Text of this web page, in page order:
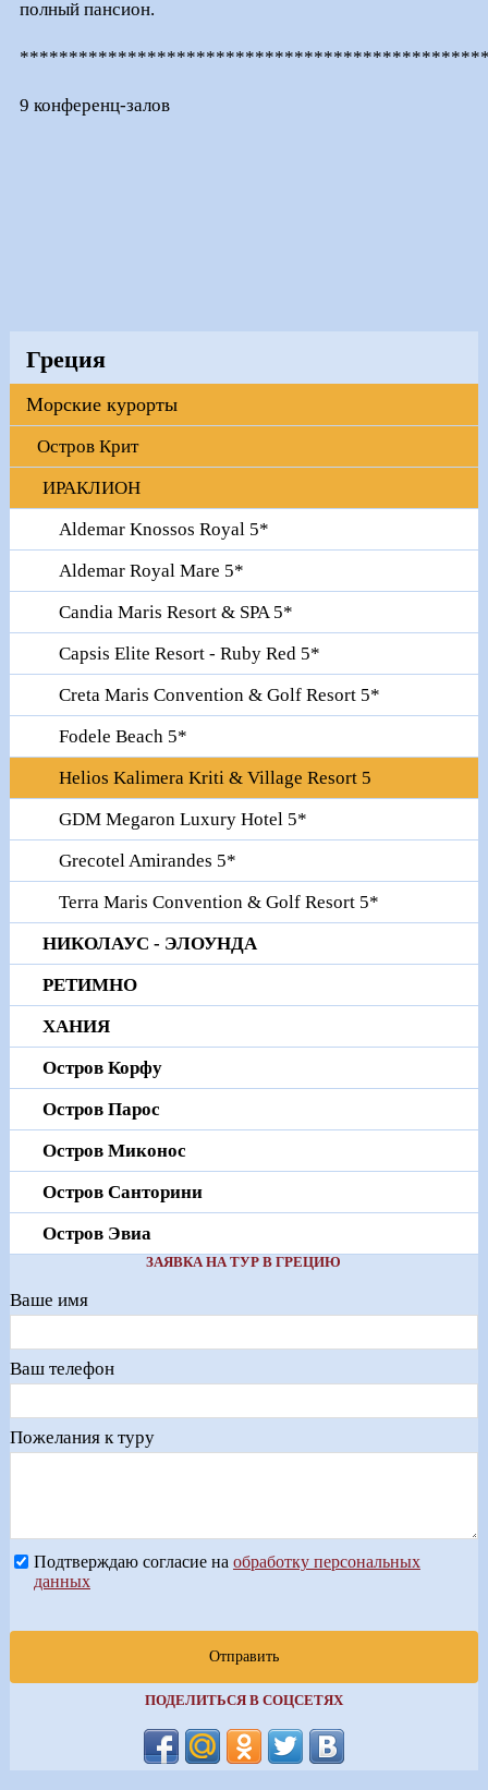
полный пансион.
9 конференц-залов
Греция
Морские курорты
Остров Крит
ИРАКЛИОН
Aldemar Knossos Royal 5*
Aldemar Royal Mare 5*
Candia Maris Resort & SPA 5*
Capsis Elite Resort - Ruby Red 5*
Creta Maris Convention & Golf Resort 5*
Fodele Beach 5*
Helios Kalimera Kriti & Village Resort 5
GDM Megaron Luxury Hotel 5*
Grecotel Amirandes 5*
Terra Maris Convention & Golf Resort 5*
НИКОЛАУС - ЭЛОУНДА
РЕТИМНО
ХАНИЯ
Остров Корфу
Остров Парос
Остров Миконос
Остров Санторини
Остров Эвиа
ЗАЯВКА НА ТУР В ГРЕЦИЮ
Ваше имя
Ваш телефон
Пожелания к туру
Подтверждаю согласие на обработку персональных
данных
Отправить
ПОДЕЛИТЬСЯ В СОЦСЕТЯХ